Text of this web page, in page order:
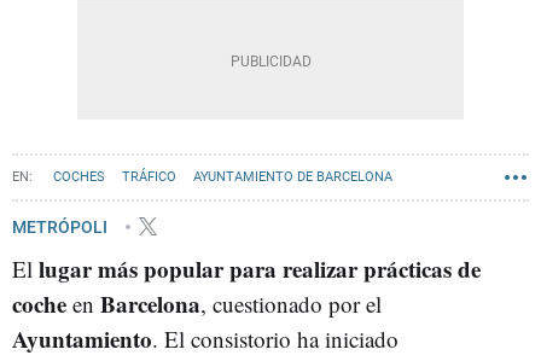
COCHES TRÁFICO AYUNTAMIENTO DE BARCELONA
METRÓPOLI
El lugar más popular para realizar prácticas de
coche en Barcelona, cuestionado por el
Ayuntamiento. El consistorio ha iniciado